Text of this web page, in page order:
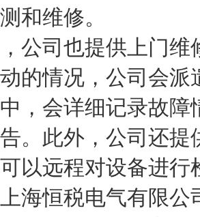
测和维修。
，公司也提供上门
动的情况，公司会派
中，会详细记录故障
告。此外，公司还提
可以远程对设备进行
上海恒税电气有限公